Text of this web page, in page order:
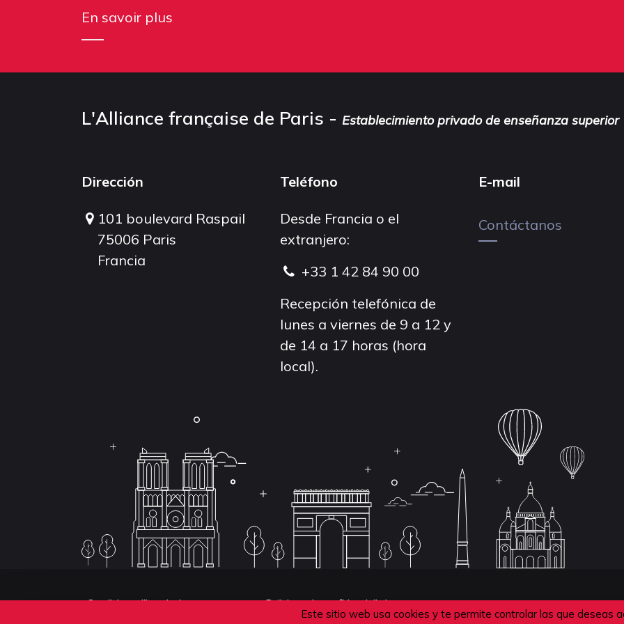
Este sitio web usa cookies y te permite controlar las que deseas
En savoir plus
L'Alliance française de Paris - Establecimiento privado de enseñanza superior
Dirección
101 boulevard Raspail
75006 Paris
Francia
Teléfono
Desde Francia o el
extranjero:
+33 1 42 84 90 00
Recepción telefónica de
lunes a viernes de 9 a 12 y
de 14 a 17 horas (hora
local).
E-mail
Contáctanos
Conditions d'inscription aux examens
Politique de confidentialité